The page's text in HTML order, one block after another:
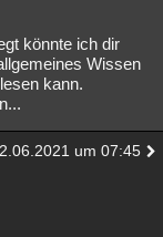
könnte ich dir
Wissen
kann.
um 07:45